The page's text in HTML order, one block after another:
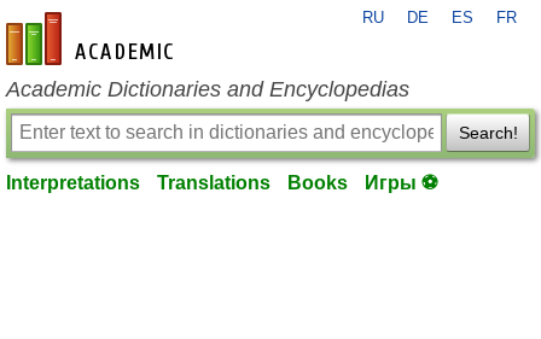
en-academic.com
RU DE ES FR
Academic Dictionaries and Encyclopedias
Search!
Interpretations Translations Books Игры ⚽